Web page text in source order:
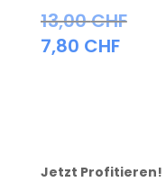
13,00CHF
7,80 CHF
Jetzt Profitieren!